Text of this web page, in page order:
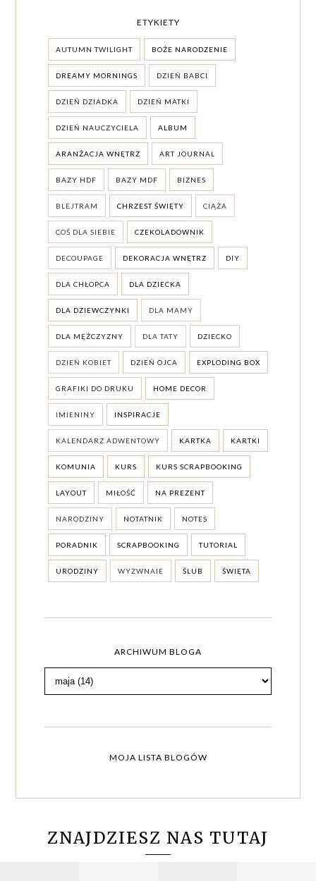
ETYKIETY
AUTUMN TWILIGHT BOŻE NARODZENIE
DREAMY MORNINGS DZIEŃ BABCI
DZIEŃ DZIADKA DZIEŃ MATKI
DZIEŃ NAUCZYCIELA ALBUM
ARANŻACJA WNĘTRZ ART JOURNAL
BAZY HDF BAZY MDF BIZNES
BLEJTRAM CHRZEST ŚWIĘTY CIĄŻA
COŚ DLA SIEBIE CZEKOLADOWNIK
DECOUPAGE DEKORACJA WNĘTRZ DIY
DLA CHŁOPCA DLA DZIECKA
DLA DZIEWCZYNKI DLA MAMY
DLA MĘŻCZYZNY DLA TATY DZIECKO
DZIEŃ KOBIET DZIEŃ OJCA EXPLODING BOX
GRAFIKI DO DRUKU HOME DECOR
IMIENINY INSPIRACJE
KALENDARZ ADWENTOWY KARTKA KARTKI
KOMUNIA KURS KURS SCRAPBOOKING
LAYOUT MIŁOŚĆ NA PREZENT
NARODZINY NOTATNIK NOTES
PORADNIK SCRAPBOOKING TUTORIAL
URODZINY WYZWNAIE ŚLUB ŚWIĘTA
ARCHIWUM BLOGA
MOJA LISTA BLOGÓW
ZNAJDZIESZ NAS TUTAJ